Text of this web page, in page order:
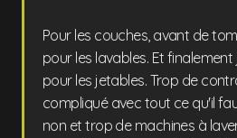
Pour les couches, avant de
pour les lavables. Et
pour les jetables. Trop de
compliqué avec tout ce qu'il
non et trop de machines à